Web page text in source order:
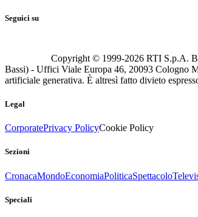
Seguici su
Copyright © 1999-2026 RTI S.p.A.
Bassi) - Uffici Viale Europa 46, 20093 Cologno
artificiale generativa. È altresì fatto divieto
Legal
CorporatePrivacy PolicyCookie Policy
Sezioni
CronacaMondoEconomiaPoliticaSpettacolo
Speciali